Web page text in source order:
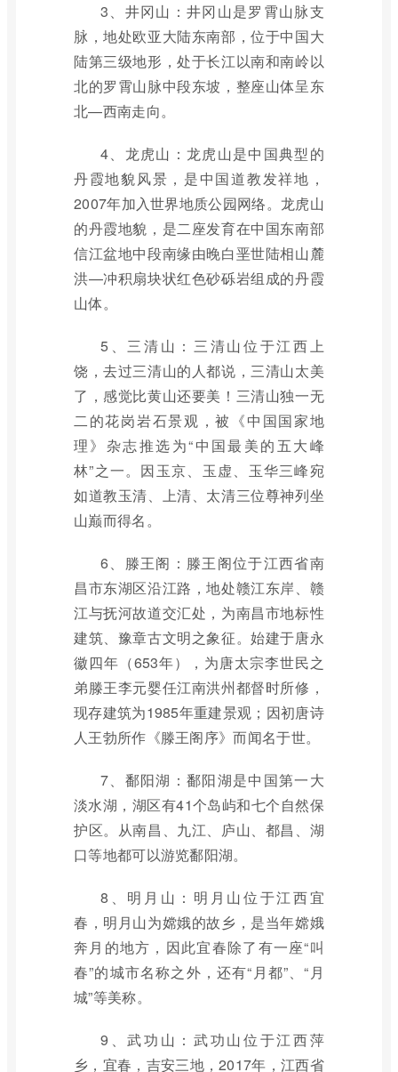
3、井冈山：井冈山是罗霄山脉支
脉，地处欧亚大陆东南部，位于中国大
陆第三级地形，处于长江以南和南岭以
北的罗霄山脉中段东坡，整座山体呈东
北—西南走向。
4、龙虎山：龙虎山是中国典型的
丹霞地貌风景，是中国道教发祥地，
2007年加入世界地质公园网络。龙虎山
的丹霞地貌，是二座发育在中国东南部
信江盆地中段南缘由晚白垩世陆相山麓
洪—冲积扇块状红色砂砾岩组成的丹霞
山体。
5、三清山：三清山位于江西上
饶，去过三清山的人都说，三清山太美
了，感觉比黄山还要美！三清山独一无
二的花岗岩石景观，被《中国国家地
理》杂志推选为“中国最美的五大峰
林”之一。因玉京、玉虚、玉华三峰宛
如道教玉清、上清、太清三位尊神列坐
山巅而得名。
6、滕王阁：滕王阁位于江西省南
昌市东湖区沿江路，地处赣江东岸、赣
江与抚河故道交汇处，为南昌市地标性
建筑、豫章古文明之象征。始建于唐永
徽四年（653年），为唐太宗李世民之
弟滕王李元婴任江南洪州都督时所修，
现存建筑为1985年重建景观；因初唐诗
人王勃所作《滕王阁序》而闻名于世。
7、鄱阳湖：鄱阳湖是中国第一大
淡水湖，湖区有41个岛屿和七个自然保
护区。从南昌、九江、庐山、都昌、湖
口等地都可以游览鄱阳湖。
8、明月山：明月山位于江西宜
春，明月山为嫦娥的故乡，是当年嫦娥
奔月的地方，因此宜春除了有一座“叫
春”的城市名称之外，还有“月都”、“月
城”等美称。
9、武功山：武功山位于江西萍
乡，宜春，吉安三地，2017年，江西省